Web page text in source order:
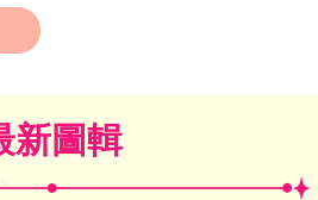
新圖輯